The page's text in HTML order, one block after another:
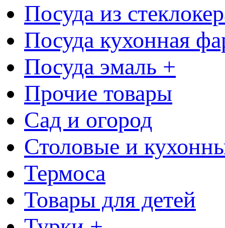
Посуда из
Посуда кухонная
Посуда эмаль +
Прочие товары
Сад и огород
Столовые и
Термоса
Товары для детей